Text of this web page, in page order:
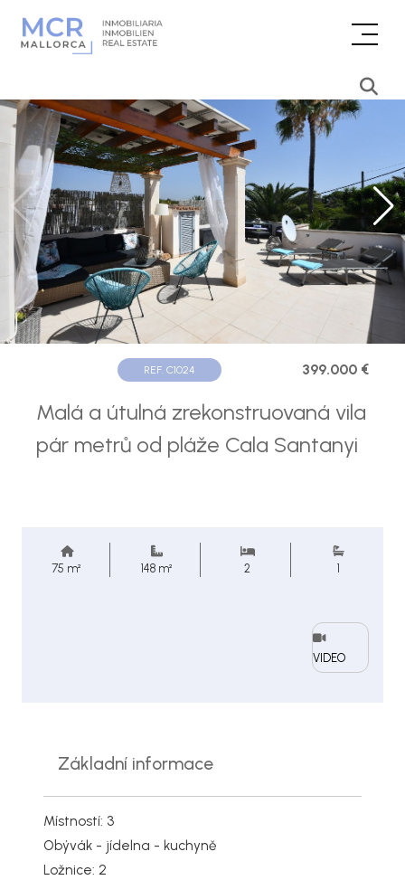
REF. C1024 399.000 €
Malá a útulná zrekonstruovaná vila
pár metrů od pláže Cala Santanyi
75 m² 148 m² 2 1
VIDEO
Základní informace
Místností: 3
Obývák - jídelna - kuchyně
Ložnice: 2